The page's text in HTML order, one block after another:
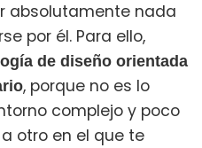
absolutamente nada
por él. Para ello,
de diseño orientada
, porque no es lo
complejo y poco
otro en el que te